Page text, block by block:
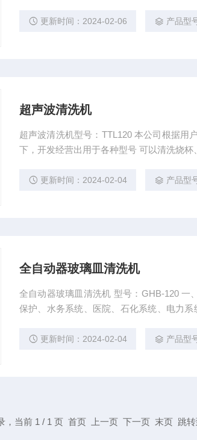
能*、操控方便、性能稳定。
更新时间：2024-02-06 产品型
超声波清洗机
超声波清洗机型号：TTL120 本公司根据用户需要，依托高校*的科研力量，在从多用户的支持
下，开发经营出用于各种型号 可以清洗烧杯
更新时间：2024-02-04 产品型
全自动器玻璃皿清洗机
全自动器玻璃皿清洗机 型号：GHB-120 一、范围： 于制药企业、疾控系统、科
保护、水务系统、医院、石化系统、电力
更新时间：2024-02-04 产品型
，当前 1 / 1 页 首页 上一页 下一页 末页 跳转